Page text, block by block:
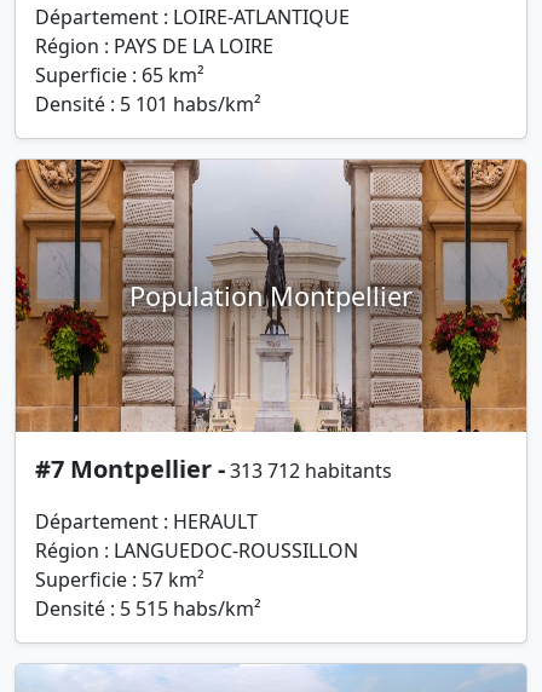
Département : LOIRE-ATLANTIQUE
Région : PAYS DE LA LOIRE
Superficie : 65 km²
Densité : 5 101 habs/km²
Population Montpellier
#7 Montpellier -313 712 habitants
Département : HERAULT
Région : LANGUEDOC-ROUSSILLON
Superficie : 57 km²
Densité : 5 515 habs/km²